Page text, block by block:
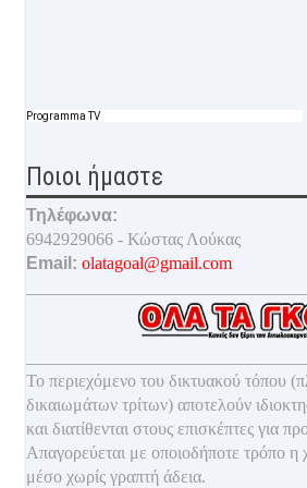
Programma TV
Ποιοι ήμαστε
Τηλέφωνα:
6942929066 - Κώστας Λούκας
Email: olatagoal@gmail.com
Το περιεχόμενο του δικτυακού τόπου
δικαιωμάτων τρίτων) αποτελούν
και διατίθενται στους επισκέπτες για
Απαγορεύεται με οποιοδήποτε τρόπο η
μέσο χωρίς γραπτή άδεια.